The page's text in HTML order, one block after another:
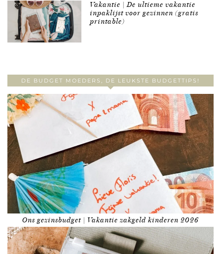
Vakantie | De ultieme vakantie
inpaklijst voor gezinnen (gratis
printable)
DE BUDGET MOEDERS, DE LEUKSTE BUDGETTIPS!
Ons gezinsbudget | Vakantie zakgeld kinderen 2026